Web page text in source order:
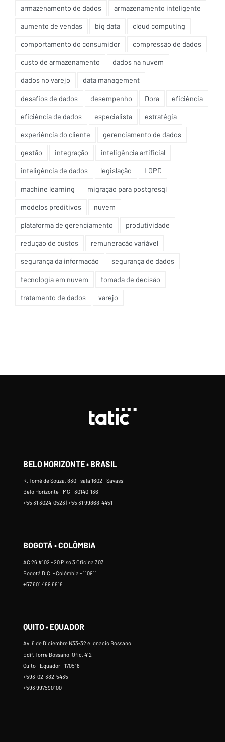
armazenamento de dados armazenamento inteligente
aumento de vendas big data cloud computing
comportamento do consumidor compressão de dados
custo de armazenamento dados na nuvem
dados no varejo data management
desafios de dados desempenho Dora eficiência
eficiência de dados especialista estratégia
experiência do cliente gerenciamento de dados
gestão integração inteligência artificial
inteligência de dados legislação LGPD
machine learning migração para postgresql
modelos preditivos nuvem
plataforma de gerenciamento produtividade
redução de custos remuneração variável
segurança da informação segurança de dados
tecnologia em nuvem tomada de decisão
tratamento de dados varejo
BELO HORIZONTE • BRASIL
R. Tomé de Souza, 830 - sala 1602 - Savassi
Belo Horizonte - MG - 30140-136
+55 31 3024-0523 | +55 31 99868-4451
BOGOTÁ • COLÔMBIA
AC 26 #102 - 20 Piso 3 Oficina 303
Bogotá D.C. - Colômbia - 110911
+57 601 489 6818
QUITO • EQUADOR
Av. 6 de Diciembre N33-32 e Ignacio Bossano
Edif. Torre Bossano, Ofic. 412
Quito - Equador - 170516
+593-02-382-5435
+593 997590100